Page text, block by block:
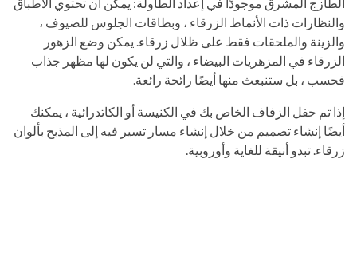
والنظارات ذات الأنماط الزرقاء ، وبطاقات الجلوس للضيوف ،
والزينة والملحقات فقط على ظلال زرقاء. يمكن وضع الزهور
الزرقاء في المزهريات البيضاء ، والتي لن يكون لها مظهر جذاب
فحسب ، بل ستنبعث منها أيضًا رائحة رائعة.
إذا تم حفل الزفاف الخاص بك في الكنيسة أو الكاتدرائية ، يمكنك
أيضًا إنشاء تصميم من خلال إنشاء مسار تسير فيه إلى المذبح بألوان
زرقاء. تبدو أنيقة للغاية وأوروبية.